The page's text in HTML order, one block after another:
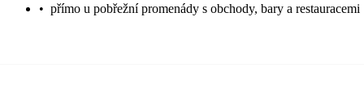
• přímo u pobřežní promenády s obchody, bary a restauracemi